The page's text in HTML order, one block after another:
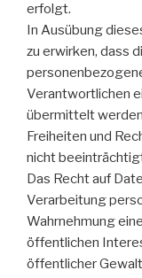
erfolgt.
In Ausübung
zu erwirken, dass
Verantwortlichen
übermittelt
Freiheiten und
nicht
Das Recht auf
Verarbeitung
Wahrnehmung
öffentlichen
öffentlicher